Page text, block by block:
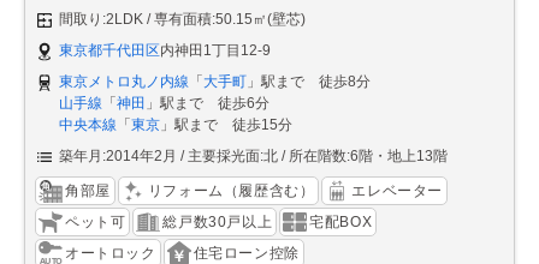
間取り:2LDK
専有面積:50.15㎡(壁芯)
東京都千代田区内神田1丁目12-9
東京メトロ丸ノ内線 「 大手町 」駅まで 徒歩8分
山手線 「 神田 」駅まで 徒歩6分
中央本線 「 東京 」駅まで 徒歩15分
築年月:2014年2月
主要採光面:北 所在階数:6階・地上13階
角部屋 リフォーム（履歴含む）
エレベーター
ペット可
総戸数30戸以上
宅配BOX
オートロック
住宅ローン控除